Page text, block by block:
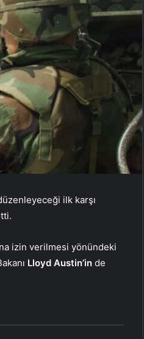
ilk karşı
izin verilmesi yönündeki
Lloyd Austin’in de